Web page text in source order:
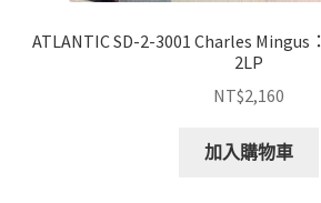
ATLANTIC SD-2-3001 Charles
2LP
NT$2,160
加入購物車